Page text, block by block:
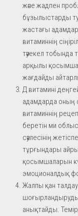
және жадпен
бұзылыстарды
жастағы
витаминнің
тәуекел
арқылы
жағдайды
Д витамині
адамдарда оның
витаминнің
беретін ми
сәулесінің
тұрғындары
қосымшаларын
эмоционалдық
Жалпы қан
анықтайды.